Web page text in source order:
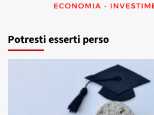
Potresti esserti perso